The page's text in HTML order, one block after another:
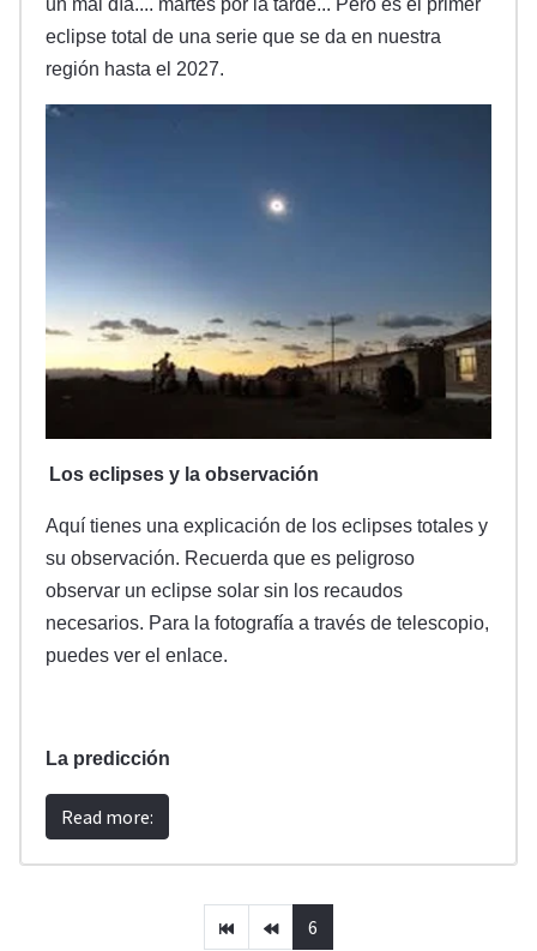
un mal día.... martes por la tarde... Pero es el primer
eclipse total de una serie que se da en nuestra
región hasta el 2027.
Los eclipses y la observación
Aquí tienes una explicación de los eclipses totales y
su observación. Recuerda que es peligroso
observar un eclipse solar sin los recaudos
necesarios. Para la fotografía a través de telescopio,
puedes ver el enlace.
La predicción
Read more:
6